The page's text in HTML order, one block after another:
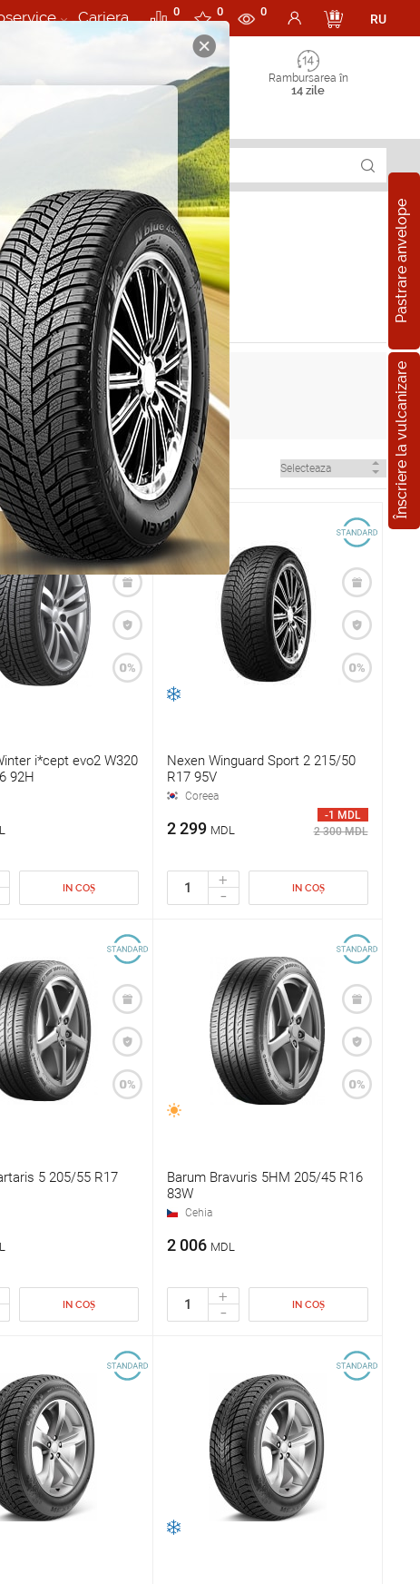
Cariera 0 0 0
RU
Rambursarea în
14 zile
Pastrare anvelope
Înscriere la vulcanizare
i*cept evo2 W320
92H
IN COȘ
Nexen Winguard Sport 2 215/50
R17 95V
Coreea
2 299 MDL
-1 MDL
2 300 MDL
+
- IN COȘ
5 205/55 R17
IN COȘ
Barum Bravuris 5HM 205/45 R16
83W
Cehia
2 006 MDL
+
- IN COȘ